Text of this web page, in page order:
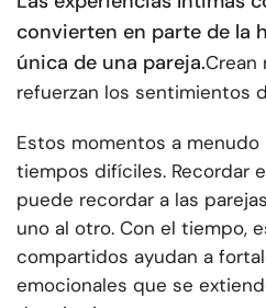
convierten en parte de la
única de una pareja.Crean
refuerzan los sentimientos
Estos momentos a
tiempos difíciles. Recordar
puede recordar a las
uno al otro. Con el tiempo,
compartidos ayudan a
emocionales que se